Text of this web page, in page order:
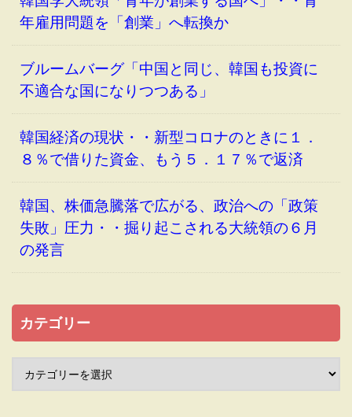
年雇用問題を「創業」へ転換か
ブルームバーグ「中国と同じ、韓国も投資に
不適合な国になりつつある」
韓国経済の現状・・新型コロナのときに１．
８％で借りた資金、もう５．１７％で返済
韓国、株価急騰落で広がる、政治への「政策
失敗」圧力・・掘り起こされる大統領の６月
の発言
カテゴリー